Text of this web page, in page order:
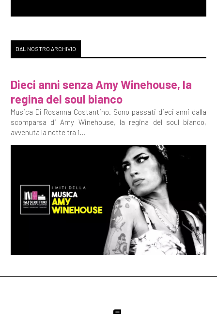
DAL NOSTRO ARCHIVIO
Dieci anni senza Amy Winehouse, la
regina del soul bianco
Musica Di Rosanna Costantino. Sono passati dieci anni dalla
scomparsa di Amy Winehouse, la regina del soul bianco,
avvenuta la notte tra i...